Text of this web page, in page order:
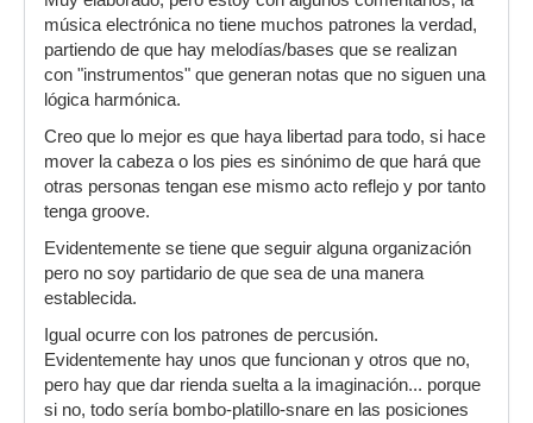
música electrónica no tiene muchos patrones la verdad,
partiendo de que hay melodías/bases que se realizan
con "instrumentos" que generan notas que no siguen una
lógica harmónica.
Creo que lo mejor es que haya libertad para todo, si hace
mover la cabeza o los pies es sinónimo de que hará que
otras personas tengan ese mismo acto reflejo y por tanto
tenga groove.
Evidentemente se tiene que seguir alguna organización
pero no soy partidario de que sea de una manera
establecida.
Igual ocurre con los patrones de percusión.
Evidentemente hay unos que funcionan y otros que no,
pero hay que dar rienda suelta a la imaginación... porque
si no, todo sería bombo-platillo-snare en las posiciones